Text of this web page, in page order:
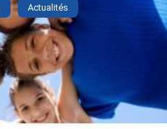
Actualités